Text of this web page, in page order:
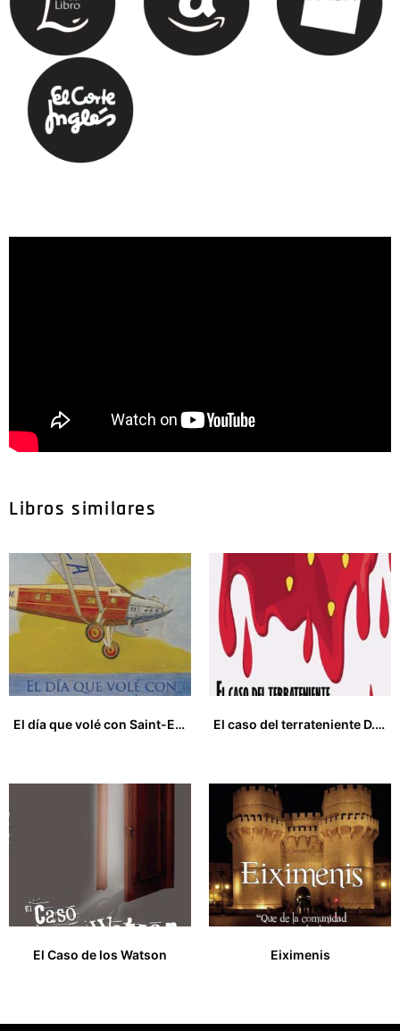
Libros similares
El día que volé con Saint-Exupéry y otros cuentos de aviación
El caso del terrateniente D. Lucas Ruáz de la Peña
El Caso de los Watson
Eiximenis